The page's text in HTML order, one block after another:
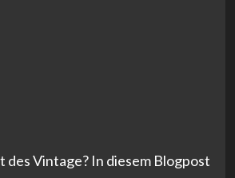
des Vintage? In diesem Blogpost